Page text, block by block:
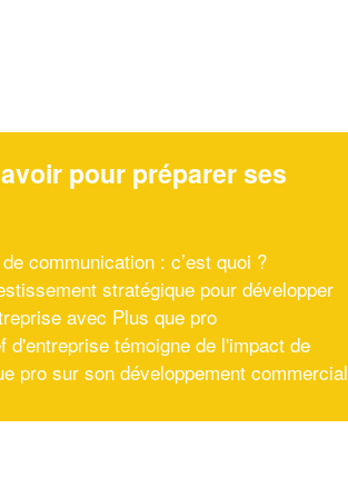
pour préparer ses
communication : c’est quoi ?
stratégique pour développer
avec Plus que pro
d'entreprise témoigne de l'impact de
pro sur son développement commercial